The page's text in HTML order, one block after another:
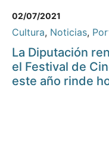
02/07/2021
Cultura, Noticias,
La Diputación
el Festival de
este año rinde